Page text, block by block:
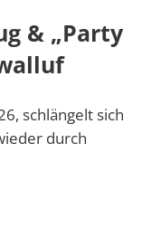
& „Party
schlängelt sich
durch